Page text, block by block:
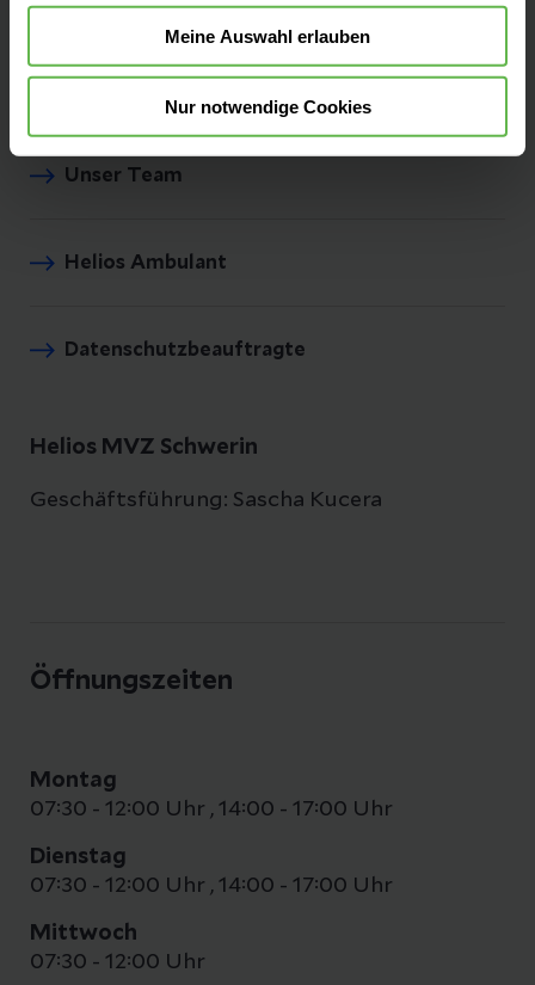
Meine Auswahl erlauben
Nur notwendige Cookies
Fax: (03886) 35 069
Unser Team
Helios Ambulant
Datenschutzbeauftragte
Helios MVZ Schwerin
Geschäftsführung: Sascha Kucera
Öffnungszeiten
Montag
07:30 - 12:00 Uhr , 14:00 - 17:00 Uhr
Dienstag
07:30 - 12:00 Uhr , 14:00 - 17:00 Uhr
Mittwoch
07:30 - 12:00 Uhr